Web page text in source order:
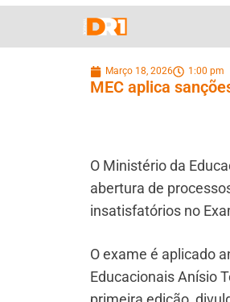
Março 18, 2026 1:00 pm
MEC aplica
O Ministério da
abertura de
insatisfatórios no
O exame é aplicado
Educacionais Anísio